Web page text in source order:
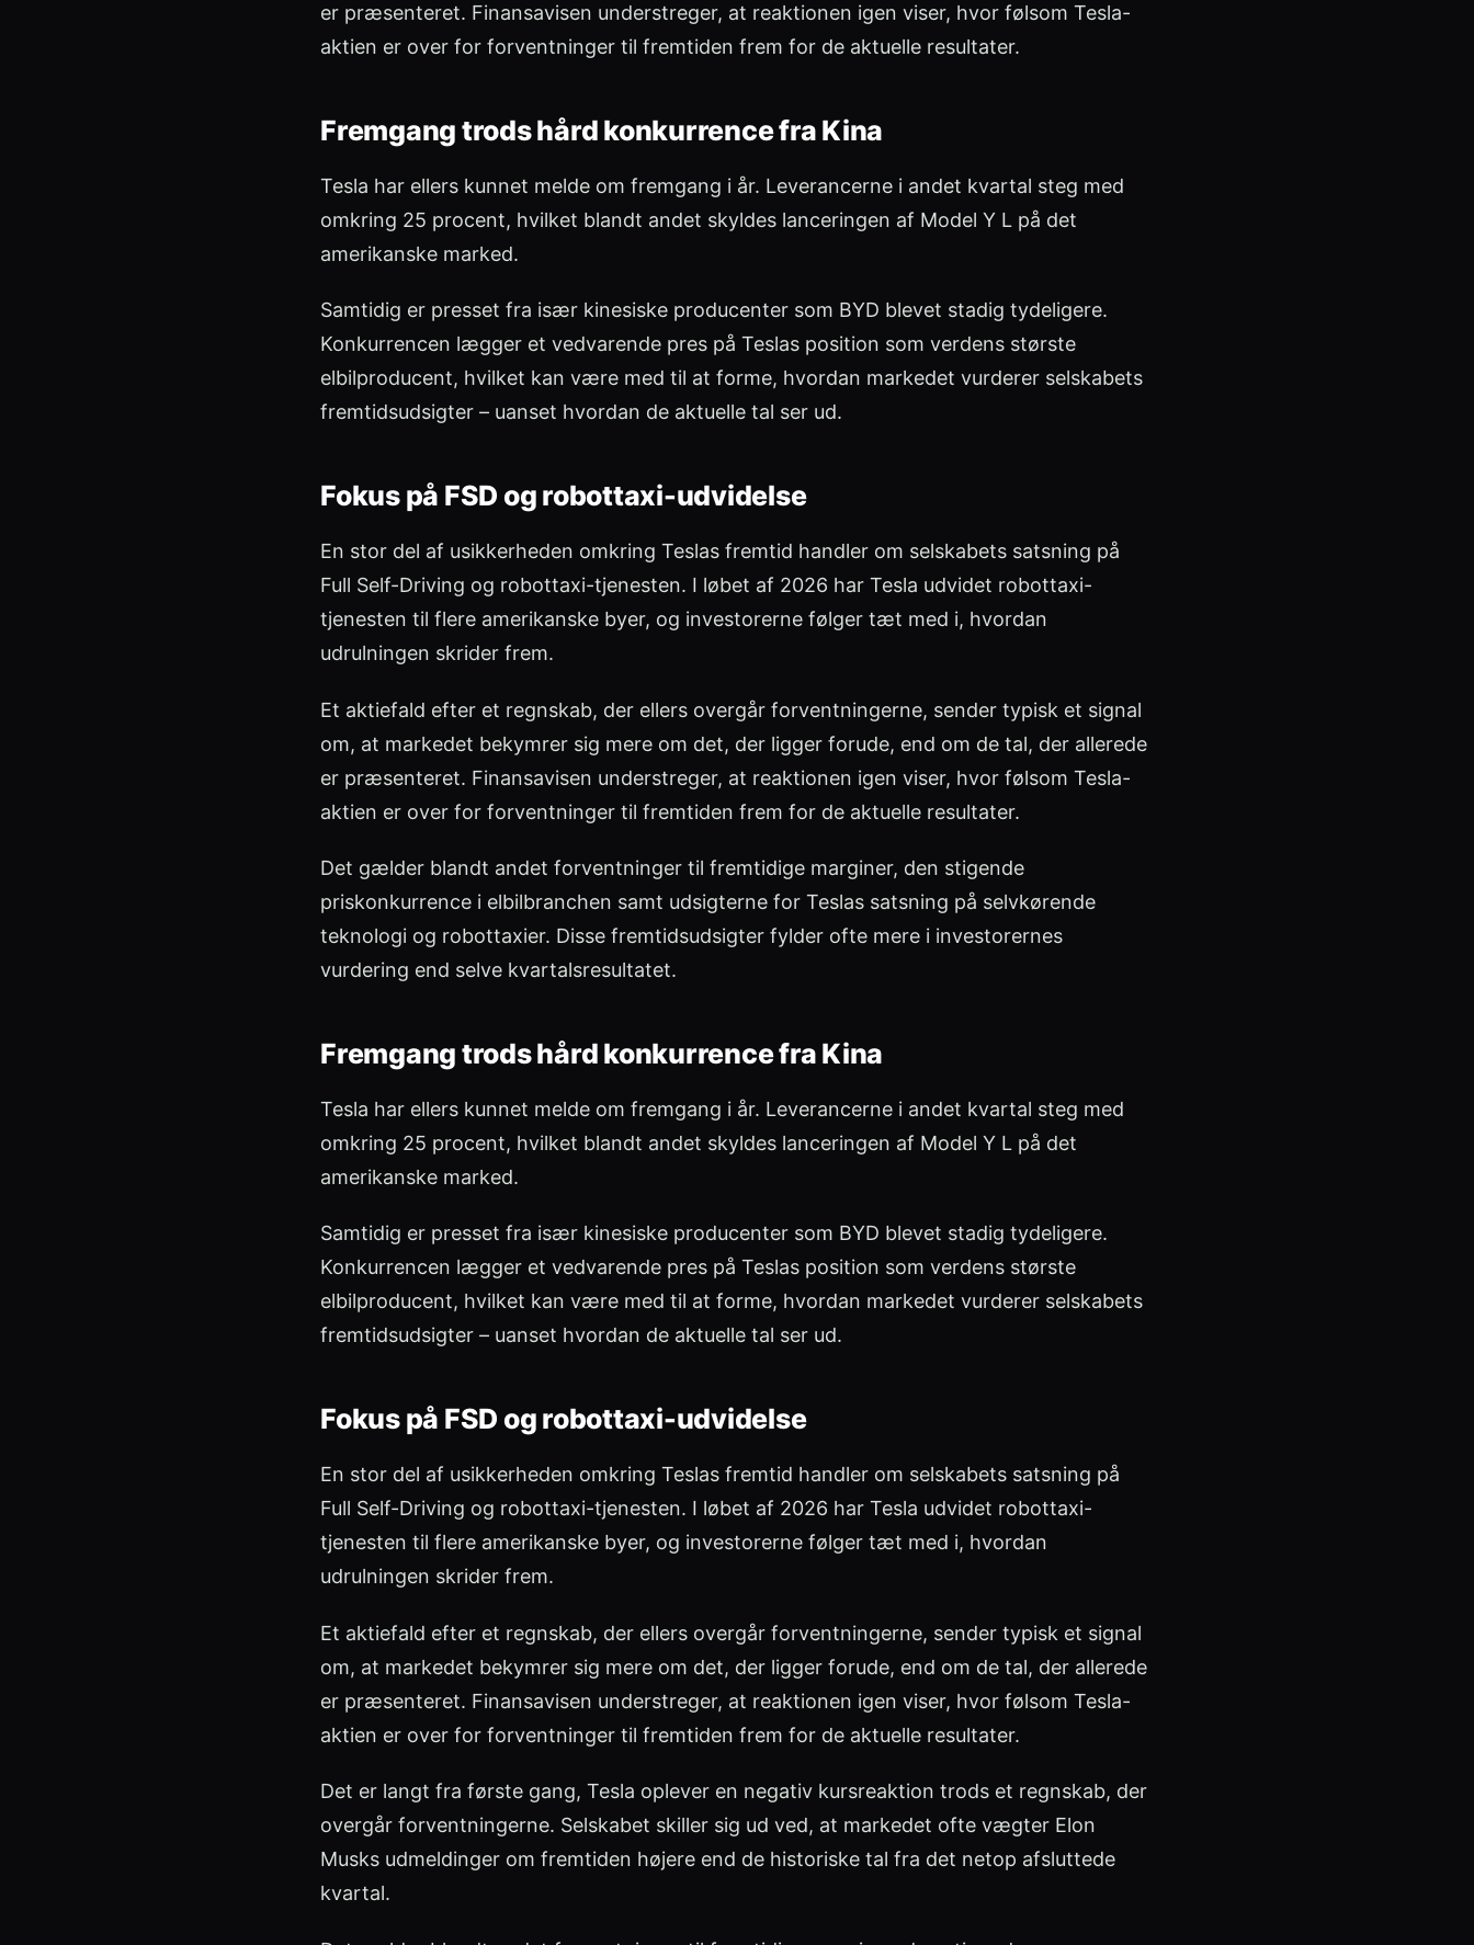
er præsenteret. Finansavisen understreger, at reaktionen igen viser, hvor følsom Tesla-
aktien er over for forventninger til fremtiden frem for de aktuelle resultater.
Fremgang trods hård konkurrence fra Kina
Tesla har ellers kunnet melde om fremgang i år. Leverancerne i andet kvartal steg med
omkring 25 procent, hvilket blandt andet skyldes lanceringen af Model Y L på det
amerikanske marked.
Samtidig er presset fra især kinesiske producenter som BYD blevet stadig tydeligere.
Konkurrencen lægger et vedvarende pres på Teslas position som verdens største
elbilproducent, hvilket kan være med til at forme, hvordan markedet vurderer selskabets
fremtidsudsigter – uanset hvordan de aktuelle tal ser ud.
Fokus på FSD og robottaxi-udvidelse
En stor del af usikkerheden omkring Teslas fremtid handler om selskabets satsning på
Full Self-Driving og robottaxi-tjenesten. I løbet af 2026 har Tesla udvidet robottaxi-
tjenesten til flere amerikanske byer, og investorerne følger tæt med i, hvordan
udrulningen skrider frem.
Et aktiefald efter et regnskab, der ellers overgår forventningerne, sender typisk et signal
om, at markedet bekymrer sig mere om det, der ligger forude, end om de tal, der allerede
er præsenteret. Finansavisen understreger, at reaktionen igen viser, hvor følsom Tesla-
aktien er over for forventninger til fremtiden frem for de aktuelle resultater.
Det gælder blandt andet forventninger til fremtidige marginer, den stigende
priskonkurrence i elbilbranchen samt udsigterne for Teslas satsning på selvkørende
teknologi og robottaxier. Disse fremtidsudsigter fylder ofte mere i investorernes
vurdering end selve kvartalsresultatet.
Fremgang trods hård konkurrence fra Kina
Tesla har ellers kunnet melde om fremgang i år. Leverancerne i andet kvartal steg med
omkring 25 procent, hvilket blandt andet skyldes lanceringen af Model Y L på det
amerikanske marked.
Samtidig er presset fra især kinesiske producenter som BYD blevet stadig tydeligere.
Konkurrencen lægger et vedvarende pres på Teslas position som verdens største
elbilproducent, hvilket kan være med til at forme, hvordan markedet vurderer selskabets
fremtidsudsigter – uanset hvordan de aktuelle tal ser ud.
Fokus på FSD og robottaxi-udvidelse
En stor del af usikkerheden omkring Teslas fremtid handler om selskabets satsning på
Full Self-Driving og robottaxi-tjenesten. I løbet af 2026 har Tesla udvidet robottaxi-
tjenesten til flere amerikanske byer, og investorerne følger tæt med i, hvordan
udrulningen skrider frem.
Et aktiefald efter et regnskab, der ellers overgår forventningerne, sender typisk et signal
om, at markedet bekymrer sig mere om det, der ligger forude, end om de tal, der allerede
er præsenteret. Finansavisen understreger, at reaktionen igen viser, hvor følsom Tesla-
aktien er over for forventninger til fremtiden frem for de aktuelle resultater.
Det er langt fra første gang, Tesla oplever en negativ kursreaktion trods et regnskab, der
overgår forventningerne. Selskabet skiller sig ud ved, at markedet ofte vægter Elon
Musks udmeldinger om fremtiden højere end de historiske tal fra det netop afsluttede
kvartal.